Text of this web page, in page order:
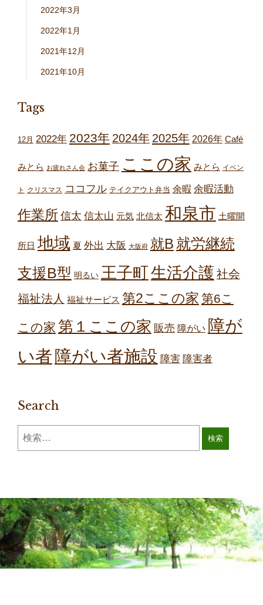
2022年3月
2022年1月
2021年12月
2021年10月
Tags
12月 2022年 2023年 2024年 2025年 2026年 Café
みとら お疲れさん会 お菓子 ここの家 みとら イベン
ト クリスマス ココフル テイクアウト弁当 余暇 余暇活動
作業所 信太 信太山 元気 北信太 和泉市 土曜開
所日 地域 夏 外出 大阪 大阪府 就B 就労継続
支援B型 明るい 王子町生活介護 社会
福祉法人 福祉サービス 第2ここの家 第6こ
この家 第１ここの家 販売 障がい 障が
い者 障がい者施設 障害 障害者
Search